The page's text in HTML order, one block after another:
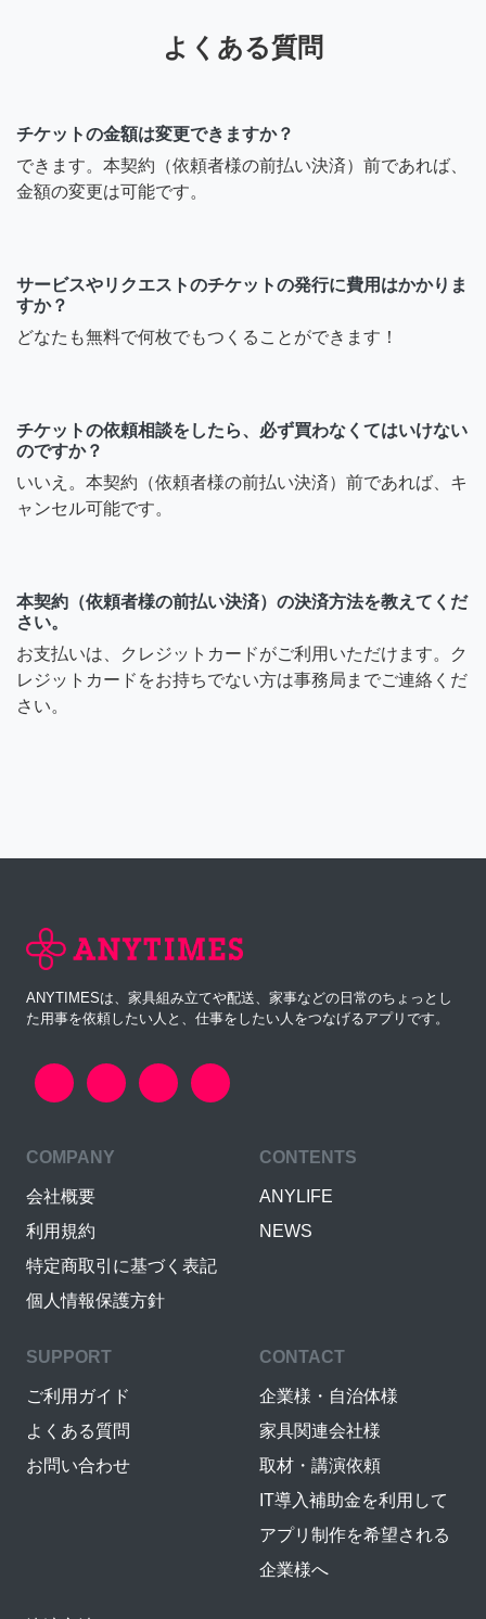
よくある質問
チケットの金額は変更できますか？
できます。本契約（依頼者様の前払い決済）前であれば、
金額の変更は可能です。
サービスやリクエストのチケットの発行に費用はかかりま
すか？
どなたも無料で何枚でもつくることができます！
チケットの依頼相談をしたら、必ず買わなくてはいけない
のですか？
いいえ。本契約（依頼者様の前払い決済）前であれば、キ
ャンセル可能です。
本契約（依頼者様の前払い決済）の決済方法を教えてくだ
さい。
お支払いは、クレジットカードがご利用いただけます。ク
レジットカードをお持ちでない方は事務局までご連絡くだ
さい。
ANYTIMESは、家具組み立てや配送、家事などの日常のちょっとし
た用事を依頼したい人と、仕事をしたい人をつなげるアプリです。
COMPANY
会社概要
利用規約
特定商取引に基づく表記
個人情報保護方針
CONTENTS
ANYLIFE
NEWS
SUPPORT
ご利用ガイド
よくある質問
お問い合わせ
CONTACT
企業様・自治体様
家具関連会社様
取材・講演依頼
IT導入補助金を利用して
アプリ制作を希望される
企業様へ